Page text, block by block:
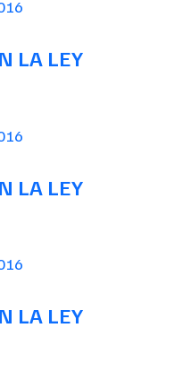
LA LEY
LA LEY
LA LEY